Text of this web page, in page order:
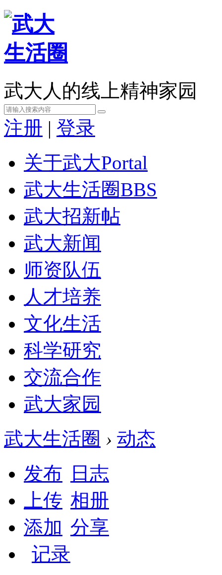
武大人的线上精神家园
注册 | 登录
关于武大Portal
武大生活圈BBS
武大招新帖
武大新闻
师资队伍
人才培养
文化生活
科学研究
交流合作
武大家园
武大生活圈 › 动态
发布
日志
上传 相册
添加 分享
记录